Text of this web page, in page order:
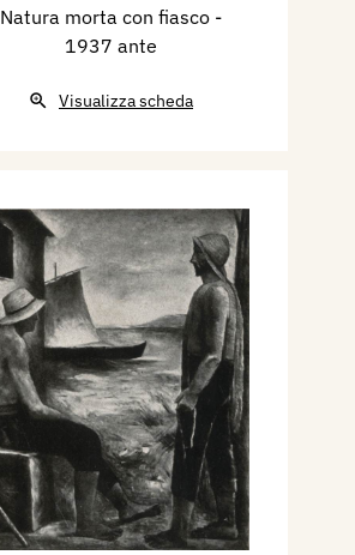
Natura morta con fiasco -
1937 ante
Visualizza scheda